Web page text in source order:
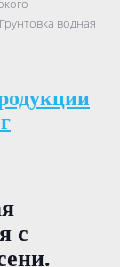
водная
с